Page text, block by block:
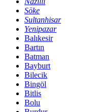
Söke
Sultanhisar
Yenipazar
Balıkesir
Bartın
Batman
Bayburt
Bilecik
Bingöl
Bitlis
Bolu